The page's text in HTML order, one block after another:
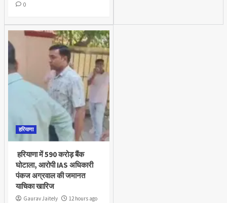
0
हरियाणा
हरियाणा में 590 करोड़ बैंक
घोटाला, आरोपी IAS अधिकारी
पंकज अग्रवाल की जमानत
याचिका खारिज
Gaurav Jaitely
12 hours ago